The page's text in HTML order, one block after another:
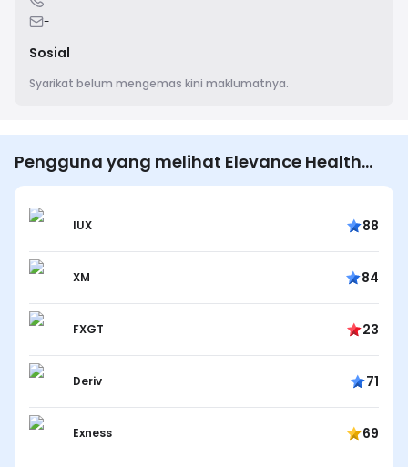
-
Sosial
Syarikat belum mengemas kini maklumatnya.
Pengguna yang melihat Elevance Health
juga melihat…
IUX 88
XM 84
FXGT 23
Deriv 71
Exness 69